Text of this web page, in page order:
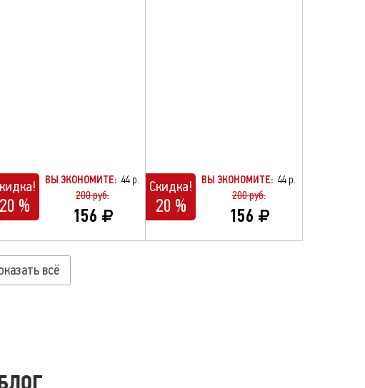
20 %
ВЫ ЭКОНОМИТЕ: 44 р.
200 руб.
156
Скидка!
20 %
ВЫ ЭКОНОМИТЕ: 44 р.
200 руб.
156
всё